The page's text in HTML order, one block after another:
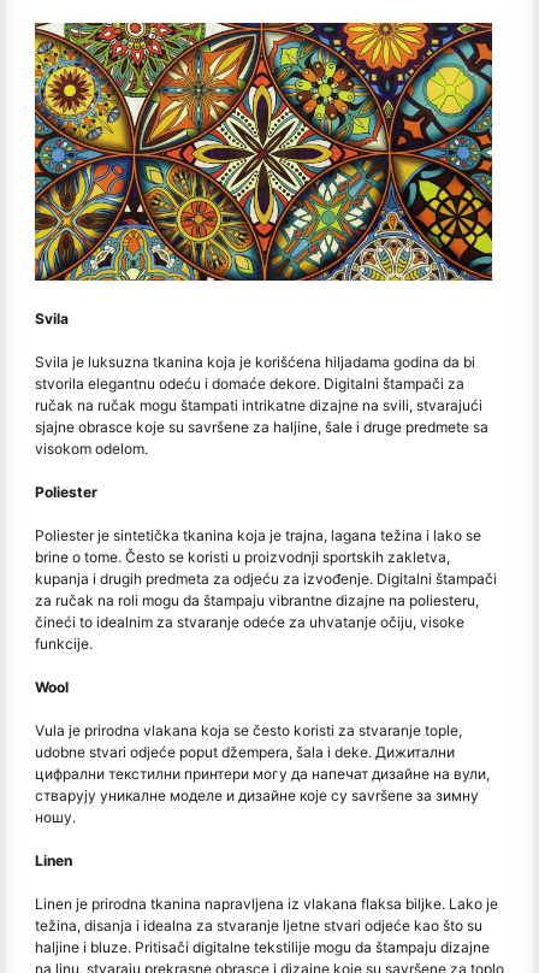
Svila
Svila je luksuzna tkanina koja je korišćena hiljadama godina da bi
stvorila elegantnu odeću i domaće dekore. Digitalni štampači za
ručak na ručak mogu štampati intrikatne dizajne na svili, stvarajući
sjajne obrasce koje su savršene za haljine, šale i druge predmete sa
visokom odelom.
Poliester
Poliester je sintetička tkanina koja je trajna, lagana težina i lako se
brine o tome. Često se koristi u proizvodnji sportskih zakletva,
kupanja i drugih predmeta za odjeću za izvođenje. Digitalni štampači
za ručak na roli mogu da štampaju vibrantne dizajne na poliesteru,
čineći to idealnim za stvaranje odeće za uhvatanje očiju, visoke
funkcije.
Wool
Vula je prirodna vlakana koja se često koristi za stvaranje tople,
udobne stvari odjeće poput džempera, šala i deke. Дижитални
цифрални текстилни принтери могу да напечат дизайне на вули,
стварују уникалне моделе и дизайне које су savršene за зимну
ношу.
Linen
Linen je prirodna tkanina napravljena iz vlakana flaksa biljke. Lako je
težina, disanja i idealna za stvaranje ljetne stvari odjeće kao što su
haljine i bluze. Pritisači digitalne tekstilije mogu da štampaju dizajne
na linu, stvaraju prekrasne obrasce i dizajne koje su savršene za toplo